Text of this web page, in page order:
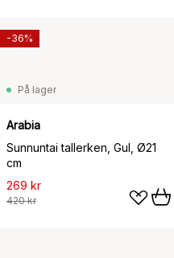
På lager
Arabia
Sunnuntai tallerken, Gul, Ø21
cm
269 kr
420 kr
-36%